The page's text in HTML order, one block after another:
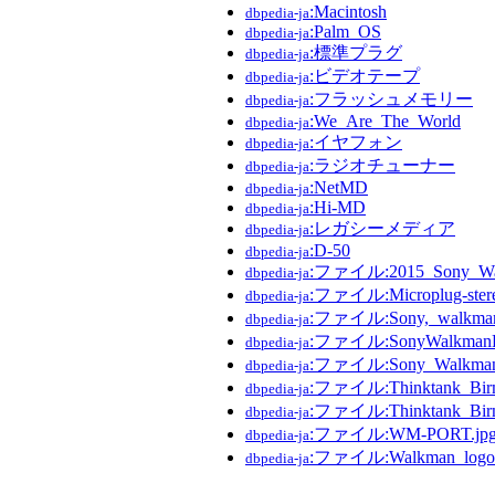
dbpedia-ja:Macintosh
dbpedia-ja:Palm_OS
dbpedia-ja:標準プラグ
dbpedia-ja:ビデオテープ
dbpedia-ja:フラッシュメモリー
dbpedia-ja:We_Are_The_World
dbpedia-ja:イヤフォン
dbpedia-ja:ラジオチューナー
dbpedia-ja:NetMD
dbpedia-ja:Hi-MD
dbpedia-ja:レガシーメディア
dbpedia-ja:D-50
dbpedia-ja:ファイル
dbpedia-ja:ファイル:Microplug-
dbpedia-ja:ファイル
dbpedia-ja:ファイル
dbpedia-ja:ファイル
dbpedia-ja:ファイル
dbpedia-ja:ファイル
dbpedia-ja:ファイル:WM-
dbpedia-ja:ファイル